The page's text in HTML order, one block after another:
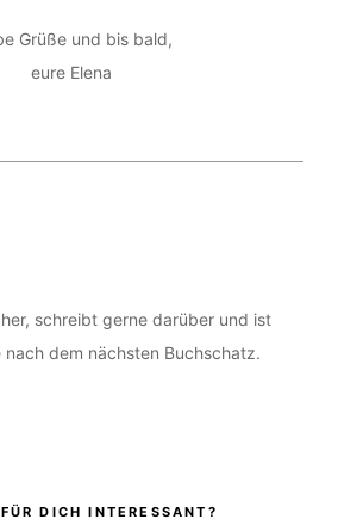
Grüße und bis bald,
eure Elena
schreibt gerne darüber und ist
nach dem nächsten Buchschatz.
DICH INTERESSANT?